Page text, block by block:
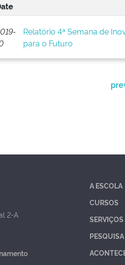
Relatório 4ª Semana de
para o Futuro
2-A
A ESCOLA
CURSOS
SERVIÇOS